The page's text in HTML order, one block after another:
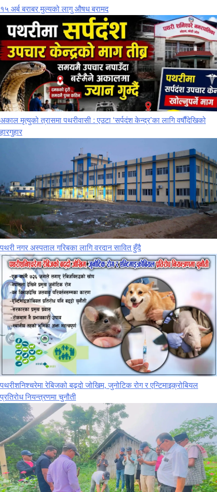
१५ अर्ब बराबर मुल्यको लागु औषध बरामद
अकाल मृत्युको त्रासमा पथरीवासी : एउटा ‘सर्पदंश केन्द्र’का लागि वर्षौंदेखिको
हारगुहार
पथरी नगर अस्पताल गरिबका लागि वरदान सावित हुँदै
पथरीशनिश्‍चरेमा रेबिजको बढ्दो जोखिम, जुनोटिक रोग र एन्टिमाइक्रोबियल
प्रतिरोध नियन्त्रणमा चुनौती